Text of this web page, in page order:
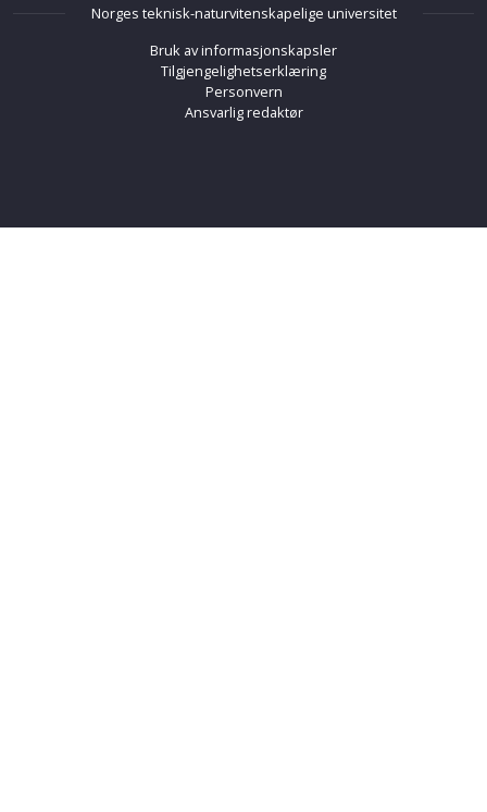
Norges teknisk-naturvitenskapelige universitet
Bruk av informasjonskapsler
Tilgjengelighetserklæring
Personvern
Ansvarlig redaktør